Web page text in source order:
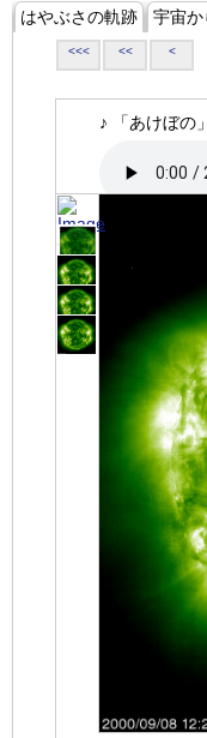
はやぶさの軌跡 宇宙か
<<< << <
♪ 「あけぼの」